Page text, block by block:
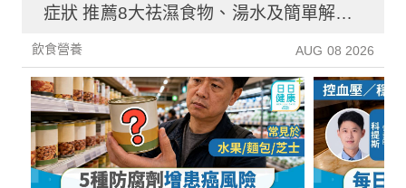
症狀 推薦8大祛濕食物、湯水及簡單解決
方法！
飲食營養 AUG 08 2026